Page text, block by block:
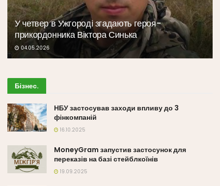
У четвер в Ужгороді згадають героя-
прикордонника Віктора Синька
04.05.2026
Бізнес.
НБУ застосував заходи впливу до 3
фінкомпаній
16.10.2025
MoneyGram запустив застосунок для
переказів на базі стейблкоїнів
19.09.2025